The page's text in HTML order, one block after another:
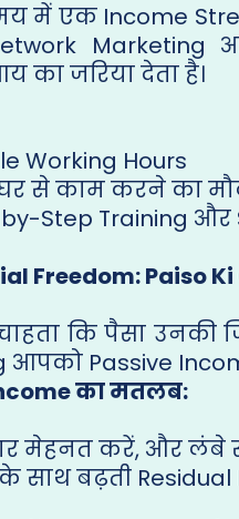
एक Income
का जरिया देता है।
Working Hours
से काम करने का
Step Training और
Freedom: Paiso
कि पैसा उनकी
आपको Passive
का मतलब:
मेहनत करें, और लंबे
साथ बढ़ती Residual